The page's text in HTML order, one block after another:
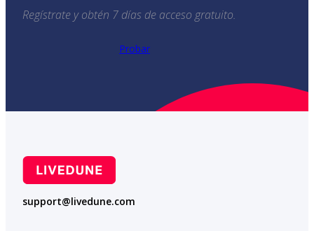
Regístrate y obtén 7 días de acceso gratuito.
Probar
support@livedune.com